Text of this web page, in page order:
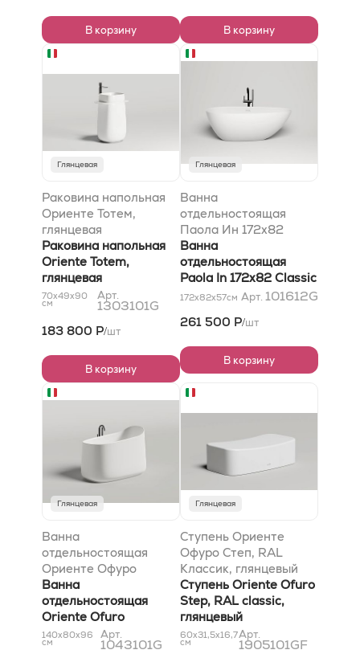
В корзину В корзину
Глянцевая
Раковина напольная
Ориенте Тотем,
глянцевая
Раковина напольная
Oriente Totem,
глянцевая
70x49x90
см
Арт.
1303101G
183 800 Р/шт
В корзину
Глянцевая
Ванна
отдельностоящая
Паола Ин 172x82
Классик
Ванна
отдельностоящая
Paola In 172x82 Classic
172x82x57см Арт. 101612G
261 500 Р/шт
В корзину
Глянцевая
Ванна
отдельностоящая
Ориенте Офуро
Ванна
отдельностоящая
Oriente Ofuro
140x80x96
см
Арт.
1043101G
Глянцевая
Ступень Ориенте
Офуро Степ, RAL
Классик, глянцевый
Ступень Oriente Ofuro
Step, RAL classic,
глянцевый
60x31,5x16,7
см
Арт.
1905101GF